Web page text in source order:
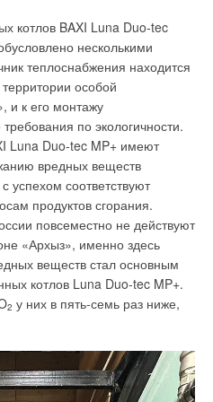
котлов BAXI Luna Duo-tec
несколькими
теплоснабжения находится
особой
и к его монтажу
по экологичности.
Luna Duo-tec MP+ имеют
вредных веществ
успехом соответствуют
продуктов сгорания.
повсеместно не действуют
«Архыз», именно здесь
веществ стал основным
котлов Luna Duo-tec MP+.
2 у них в пять-семь раз ниже,
котельной был
насос De Dietrich GSHP 27
буферным баком GT 200 для
отопления, уменьшения
постоянного
через тепловой насос.
геотермального контура
модулирующие
том числе для снижения
учитывая, что их
к затратам
насоса. Автоматика
настроена
с дистанционным контролем
помещении. Таким
линии теплового
расчётных температурах
возможным
а также с появлением
для подключения котельных
в действующий